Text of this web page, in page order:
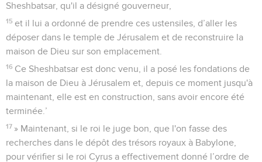
Sheshbatsar, qu'il a désigné gouverneur,
15 et il lui a ordonné de prendre ces ustensiles, d’aller les
déposer dans le temple de Jérusalem et de reconstruire la
maison de Dieu sur son emplacement.
16 Ce Sheshbatsar est donc venu, il a posé les fondations de
la maison de Dieu à Jérusalem et, depuis ce moment jusqu'à
maintenant, elle est en construction, sans avoir encore été
terminée.’
17 » Maintenant, si le roi le juge bon, que l'on fasse des
recherches dans le dépôt des trésors royaux à Babylone,
pour vérifier si le roi Cyrus a effectivement donné l’ordre de